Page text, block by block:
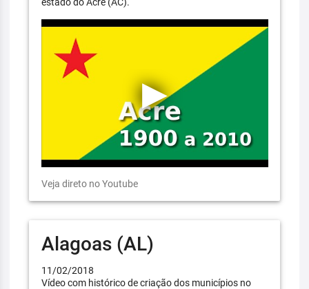
Veja direto no Youtube
Alagoas (AL)
11/02/2018
Vídeo com histórico de criação dos municípios no